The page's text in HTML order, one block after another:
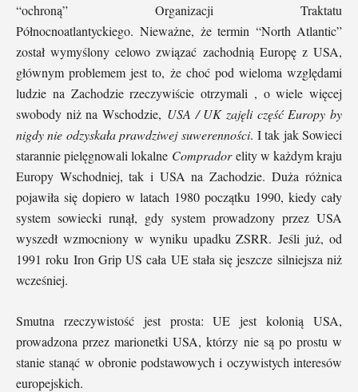
“ochroną” Organizacji Traktatu
Północnoatlantyckiego. Nieważne, że termin “North Atlantic”
został wymyślony celowo związać zachodnią Europę z USA,
głównym problemem jest to, że choć pod wieloma względami
ludzie na Zachodzie rzeczywiście otrzymali , o wiele więcej
swobody niż na Wschodzie, USA / UK zajęli część Europy by
nigdy nie odzyskała prawdziwej suwerenności. I tak jak Sowieci
starannie pielęgnowali lokalne Compradorelity w każdym kraju
Europy Wschodniej, tak i USA na Zachodzie. Duża różnica
pojawiła się dopiero w latach 1980 początku 1990, kiedy cały
system sowiecki runął, gdy system prowadzony przez USA
wyszedł wzmocniony w wyniku upadku ZSRR. Jeśli już, od
1991 roku Iron Grip US cała UE stała się jeszcze silniejsza niż
wcześniej.
Smutna rzeczywistość jest prosta: UE jest kolonią USA,
prowadzona przez marionetki USA, którzy nie są po prostu w
stanie stanąć w obronie podstawowych i oczywistych interesów
europejskich.